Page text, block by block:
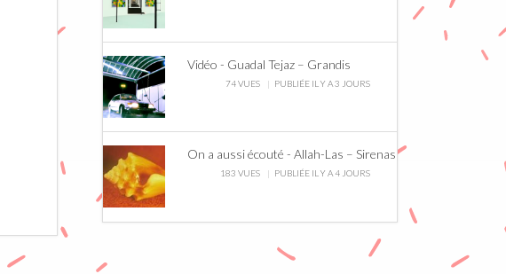
Vidéo - Guadal Tejaz – Grandis
74 VUES PUBLIÉE IL Y A 3 JOURS
On a aussi écouté - Allah-Las – Sirenas
183 VUES PUBLIÉE IL Y A 4 JOURS